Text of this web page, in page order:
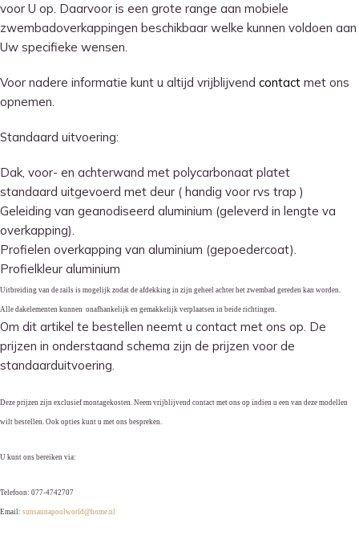
voor U op. Daarvoor is een grote range aan mobiele
zwembadoverkappingen beschikbaar welke kunnen voldoen aan
Uw specifieke wensen.
Voor nadere informatie kunt u altijd vrijblijvend contact met ons
opnemen.
Standaard uitvoering:
Dak, voor- en achterwand met polycarbonaat platet
standaard uitgevoerd met deur ( handig voor rvs trap )
Geleiding van geanodiseerd aluminium (geleverd in lengte va
overkapping).
Profielen overkapping van aluminium (gepoedercoat).
Profielkleur aluminium
Uitbreiding van de rails is mogelijk zodat de afdekking in zijn geheel achter het zwembad gereden kan worden.
Alle dakelementen kunnen onafhankelijk en gemakkelijk verplaatsen in beide richtingen.
Om dit artikel te bestellen neemt u contact met ons op. De
prijzen in onderstaand schema zijn de prijzen voor de
standaarduitvoering.
Deze prijzen zijn exclusief montagekosten. Neem vrijblijvend contact met ons op indien u een van deze modellen
wilt bestellen. Ook opties kunt u met ons bespreken.
U kunt ons bereiken via:
Telefoon: 077-4742707
Email: sunsaunapoolworld@home.nl